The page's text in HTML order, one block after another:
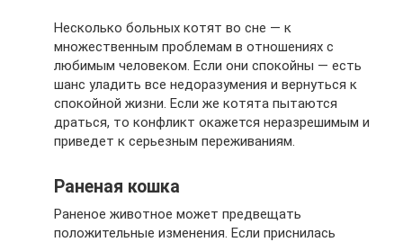
Несколько больных котят во сне — к
множественным проблемам в отношениях с
любимым человеком. Если они спокойны — есть
шанс уладить все недоразумения и вернуться к
спокойной жизни. Если же котята пытаются
драться, то конфликт окажется неразрешимым и
приведет к серьезным переживаниям.
Раненая кошка
Раненое животное может предвещать
положительные изменения. Если приснилась